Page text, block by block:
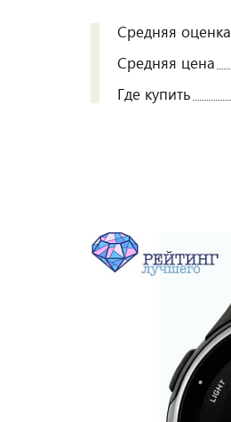
Средняя оценка
Средняя цена
Где купить